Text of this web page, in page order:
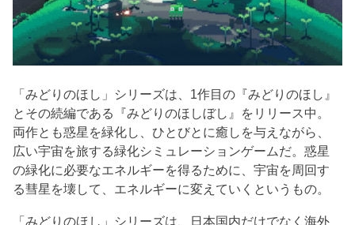
「みどりのほし」シリーズは、1作目の『みどりのほし』
とその続編である『みどりのほしぼし』をリリース中。
両作とも惑星を緑化し、ひとびとに癒しを与えながら、
広い宇宙を旅する緑化シミュレーションゲームだ。惑星
の緑化に必要なエネルギーを得るために、宇宙を周回す
る彗星を壊して、エネルギーに変えていくというもの。
「みどりのほし」シリーズは、日本国内だけでなく海外